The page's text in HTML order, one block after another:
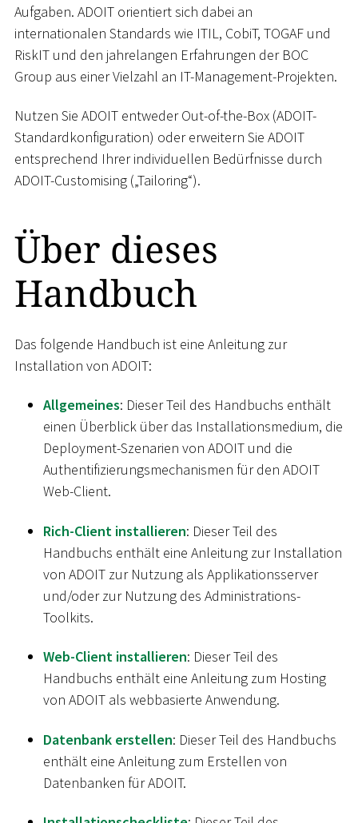
Aufgaben. ADOIT orientiert sich dabei an
internationalen Standards wie ITIL, CobiT, TOGAF und
RiskIT und den jahrelangen Erfahrungen der BOC
Group aus einer Vielzahl an IT-Management-Projekten.
Nutzen Sie ADOIT entweder Out-of-the-Box (ADOIT-
Standardkonfiguration) oder erweitern Sie ADOIT
entsprechend Ihrer individuellen Bedürfnisse durch
ADOIT-Customising („Tailoring“).
Über dieses
Handbuch
Das folgende Handbuch ist eine Anleitung zur
Installation von ADOIT:
Allgemeines: Dieser Teil des Handbuchs enthält
einen Überblick über das Installationsmedium, die
Deployment-Szenarien von ADOIT und die
Authentifizierungsmechanismen für den ADOIT
Web-Client.
Rich-Client installieren: Dieser Teil des
Handbuchs enthält eine Anleitung zur Installation
von ADOIT zur Nutzung als Applikationsserver
und/oder zur Nutzung des Administrations-
Toolkits.
Web-Client installieren: Dieser Teil des
Handbuchs enthält eine Anleitung zum Hosting
von ADOIT als webbasierte Anwendung.
Datenbank erstellen: Dieser Teil des Handbuchs
enthält eine Anleitung zum Erstellen von
Datenbanken für ADOIT.